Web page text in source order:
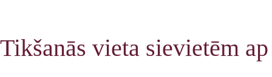
Tikšanās vieta sievietēm